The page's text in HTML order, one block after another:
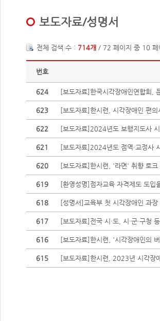
보도자료/성명서
전체 검색 수 : 714개 / 72 페이지 중 10 페
번호
624 [보도자료]한국시각장애인연합회,
623 [보도자료]한시련, 시각장애인 편
622 [보도자료]2024년도 보행지도사
621 [보도자료]2024년도 점역·교정사
620 [보도자료]한시련, '라면' 취향 토크
619 [환영성명]점자교육 자격제도 도입
618 [성명서]교육부 첫 시각장애인 과
617 [보도자료]전국 시·도, 시·군·구청
616 [보도자료]한시련, '시각장애인의
615 [보도자료]한시련, 2023년 시각장